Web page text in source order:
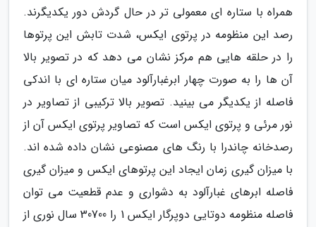
همراه با ستاره ای معمولی تر در حال گردش دور یکدیگرند.
رصد این منظومه در پرتوی ایکس، شدت تابش این پرتوها
را در حلقه هایی هم مرکز نشان می دهد که در تصویر بالا
آن ها را به صورت چهار ابرغبارآلود میان ستاره ای با اندکی
فاصله از یکدیگر می بینید. تصویر بالا ترکیبی از تصاویر در
نور مرئی و پرتوی ایکس است که تصاویر پرتوی ایکس آن از
رصدخانه چاندرا با رنگ های مصنوعی نشان داده شده اند.
با میزان گیری زمان ایجاد این پرتوهای ایکس و میزان گیری
فاصله ابرهای غبارآلود به دشواری و عدم قطعیت می توان
فاصله منظومه دوتایی دوپرگار ایکس 1 را 30700 سال نوری از